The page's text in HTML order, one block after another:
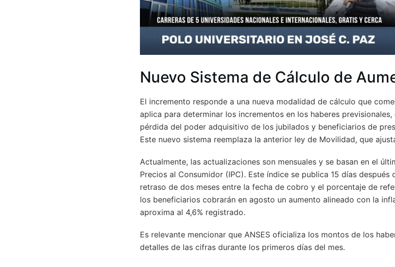
Nuevo Sistema de Cálculo de
El incremento responde a una nueva modalidad de cálculo que
aplica para determinar los incrementos en los haberes
pérdida del poder adquisitivo de los jubilados y beneficiarios de
Este nuevo sistema reemplaza la anterior ley de Movilidad, que
Actualmente, las actualizaciones son mensuales y se basan en el
Precios al Consumidor (IPC). Este índice se publica 15 días después
retraso de dos meses entre la fecha de cobro y el porcentaje de
los beneficiarios cobrarán en agosto un aumento alineado con la
aproxima al 4,6% registrado.
Es relevante mencionar que ANSES oficializa los montos de los
detalles de las cifras durante los primeros días del mes.